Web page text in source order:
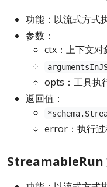
功能：以流式方式
参数：
ctx：上下文对
opts：工具执
返回值：
error：执行过
StreamableRun